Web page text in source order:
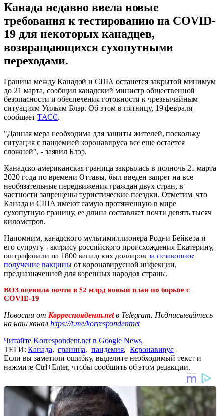
Канада недавно ввела новые
требования к тестированию на COVID-
19 для некоторых канадцев,
возвращающихся сухопутными
переходами.
Граница между Канадой и США останется закрытой минимум
до 21 марта, сообщил канадский министр общественной
безопасности и обеспечения готовности к чрезвычайным
ситуациям Уильям Блэр. Об этом в пятницу, 19 февраля,
сообщает ТАСС.
"Данная мера необходима для защиты жителей, поскольку
ситуация с пандемией коронавируса все еще остается
сложной", - заявил Блэр.
Канадско-американская граница закрылась в полночь 21 марта
2020 года по времени Оттавы, был введен запрет на все
необязательные передвижения граждан двух стран, в
частности запрещены туристические поездки. Отметим, что
Канада и США имеют самую протяженную в мире
сухопутную границу, ее длина составляет почти девять тысяч
километров.
Напомним, канадского мультимиллионера Родни Бейкера и
его супругу - актрису российского происхождения Екатерину,
оштрафовали на 1800 канадских долларов за незаконное
получение вакцины от коронавирусной инфекции,
предназначенной для коренных народов страны.
ВОЗ оценила почти в $2 млрд новый план по борьбе с
COVID-19
Новости от Корреспондент.netв Telegram. Подписывайтесь
на наш канал https://t.me/korrespondentnet
Читайте Korrespondent.net в Google News
ТЕГИ: Канада, граница, пандемия, Коронавирус
Если вы заметили ошибку, выделите необходимый текст и
нажмите Ctrl+Enter, чтобы сообщить об этом редакции.